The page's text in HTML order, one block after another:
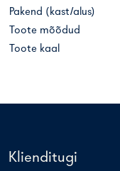
Pakend (kast/alus)
Toote mõõdud
Toote kaal
Klienditugi